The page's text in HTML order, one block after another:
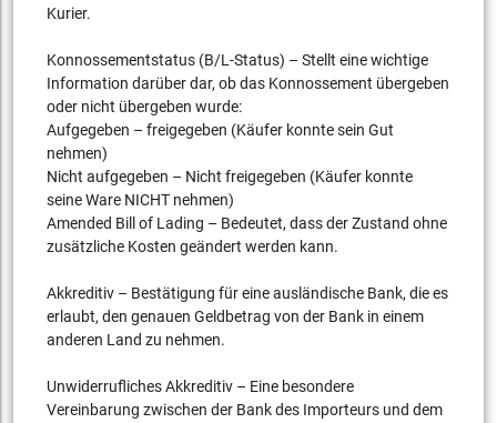
Kurier.
Konnossementstatus (B/L-Status) – Stellt eine wichtige
Information darüber dar, ob das Konnossement übergeben
oder nicht übergeben wurde:
Aufgegeben – freigegeben (Käufer konnte sein Gut
nehmen)
Nicht aufgegeben – Nicht freigegeben (Käufer konnte
seine Ware NICHT nehmen)
Amended Bill of Lading – Bedeutet, dass der Zustand ohne
zusätzliche Kosten geändert werden kann.
Akkreditiv – Bestätigung für eine ausländische Bank, die es
erlaubt, den genauen Geldbetrag von der Bank in einem
anderen Land zu nehmen.
Unwiderrufliches Akkreditiv – Eine besondere
Vereinbarung zwischen der Bank des Importeurs und dem